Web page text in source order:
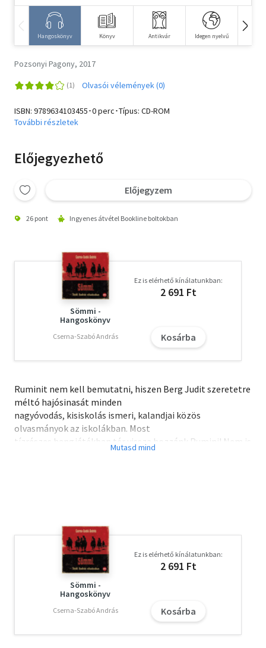
Természettudomány
Történelem
Hangoskönyv Könyv Antikvár Idegen nyelvű
Pozsonyi Pagony, 2017
Olvasói vélemények (0)
ISBN: 9789634103455･0 perc･Típus: CD-ROM
További részletek
Előjegyezhető
Előjegyzem
26 pont Ingyenes átvétel Bookline boltokban
Sömmi -
Hangoskönyv
Cserna-Szabó András
Ez is elérhető kínálatunkban:
2 691 Ft
Kosárba
Ruminit nem kell bemutatni, hiszen Berg Judit szeretetre
méltó hajósinasát minden
nagyóvodás, kisiskolás ismeri, kalandjai közös
olvasmányok az iskolákban. Most
tízrészes hangjátékban tér vissza hozzánk Rumini! Nem is
érdekesebbé teszi a sok-
sok zene. Hosszú autóutakra, nyugalmas délutánokra
Sömmi -
Hangoskönyv
Cserna-Szabó András
Ez is elérhető kínálatunkban:
2 691 Ft
Kosárba